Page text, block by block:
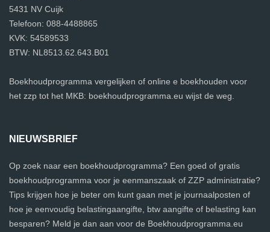
5431 NV Cuijk
Telefoon: 088-4488865
KVK: 54589533
BTW: NL8513.62.643.B01
Boekhoudprogramma vergelijken of online e boekhouden voor
het zzp tot het MKB: boekhoudprogramma.eu wijst de weg.
NIEUWSBRIEF
Op zoek naar een boekhoudprogramma? Een goed of gratis
boekhoudprogramma voor je eenmanszaak of ZZP administratie?
Tips krijgen hoe je beter om kunt gaan met je journaalposten of
hoe je eenvoudig belastingaangifte, btw aangifte of belasting kan
besparen? Meld je dan aan voor de Boekhoudprogramma.eu